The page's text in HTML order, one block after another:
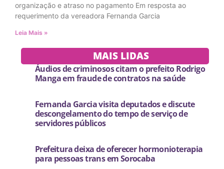
organização e atraso no pagamento Em resposta ao
requerimento da vereadora Fernanda Garcia
Leia Mais »
MAIS LIDAS
Áudios de criminosos citam o prefeito Rodrigo
Manga em fraude de contratos na saúde
Fernanda Garcia visita deputados e discute
descongelamento do tempo de serviço de
servidores públicos
Prefeitura deixa de oferecer hormonioterapia
para pessoas trans em Sorocaba